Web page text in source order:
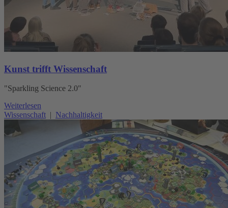
Kunst trifft Wissenschaft
"Sparkling Science 2.0"
Weiterlesen
Wissenschaft
Nachhaltigkeit